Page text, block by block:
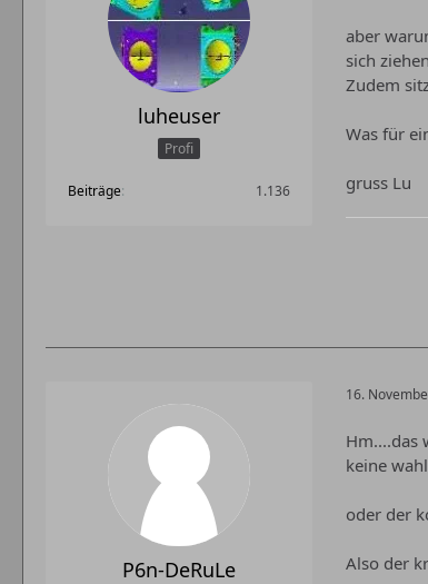
luheuser
Profi
Beiträge 1.136
aber
sich
Zudem
Was für
gruss Lu
P6n-DeRuLe
16.
Hm....das
keine
oder der
Also der